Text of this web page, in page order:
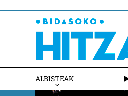
ALBISTEAK